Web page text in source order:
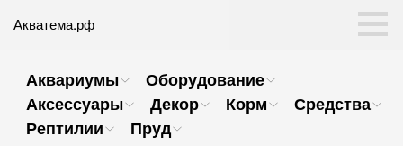
Акватема.рф
Аквариумы
Оборудование
Аксессуары
Декор Корм
Средства
Рептилии
Пруд